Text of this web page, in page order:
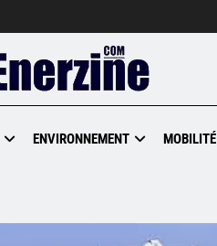
ENVIRONNEMENT MOBILITÉ